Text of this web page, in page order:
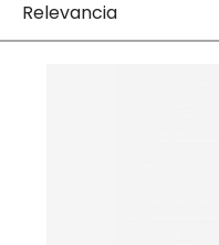
Relevancia